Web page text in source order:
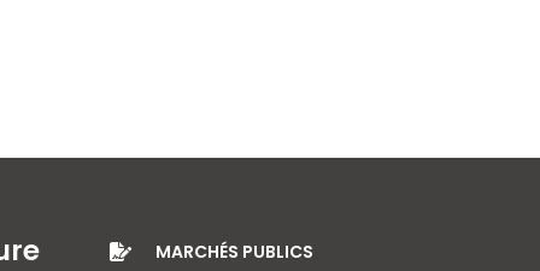
MARCHÉS PUBLICS